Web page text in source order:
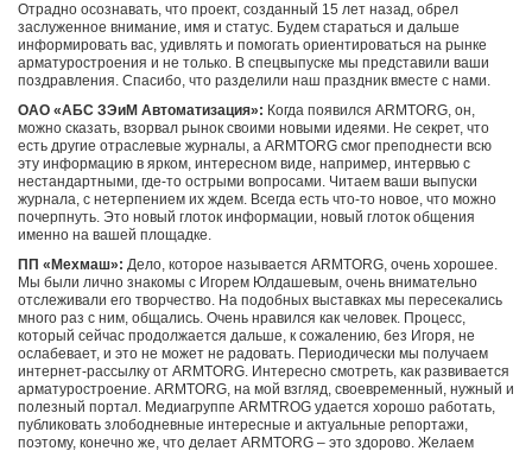
Отрадно осознавать, что проект, созданный 15 лет назад, обрел
заслуженное внимание, имя и статус. Будем стараться и дальше
информировать вас, удивлять и помогать ориентироваться на рынке
арматуростроения и не только. В спецвыпуске мы представили ваши
поздравления. Спасибо, что разделили наш праздник вместе с нами.
ОАО «АБС ЗЭиМ Автоматизация»: Когда появился ARMTORG, он,
можно сказать, взорвал рынок своими новыми идеями. Не секрет, что
есть другие отраслевые журналы, а ARMTORG смог преподнести всю
эту информацию в ярком, интересном виде, например, интервью с
нестандартными, где-то острыми вопросами. Читаем ваши выпуски
журнала, с нетерпением их ждем. Всегда есть что-то новое, что можно
почерпнуть. Это новый глоток информации, новый глоток общения
именно на вашей площадке.
ПП «Мехмаш»: Дело, которое называется ARMTORG, очень хорошее.
Мы были лично знакомы с Игорем Юлдашевым, очень внимательно
отслеживали его творчество. На подобных выставках мы пересекались
много раз с ним, общались. Очень нравился как человек. Процесс,
который сейчас продолжается дальше, к сожалению, без Игоря, не
ослабевает, и это не может не радовать. Периодически мы получаем
интернет-рассылку от ARMTORG. Интересно смотреть, как развивается
арматуростроение. ARMTORG, на мой взгляд, своевременный, нужный и
полезный портал. Медиагруппе ARMTROG удается хорошо работать,
публиковать злободневные интересные и актуальные репортажи,
поэтому, конечно же, что делает ARMTORG – это здорово. Желаем